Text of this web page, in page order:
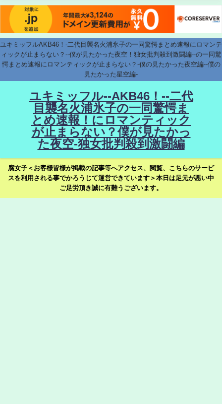
ユキミッフルAKB46！-二代目襲名火浦氷子の一同驚愕まとめ速報にロマンテ
ィックが止まらない？--僕が見たかった夜空！独女批判殺到激闘編--の一同驚
愕まとめ速報にロマンティックが止まらない？-僕の見たかった夜空編--僕の
見たかった星空編-
ユキミッフル--AKB46！--二代
目襲名火浦氷子の一同驚愕ま
とめ速報！にロマンティック
が止まらない？僕が見たかっ
た夜空-独女批判殺到激闘編
腐女子＜お客様皆様が掲載の記事等へアクセス、閲覧、こちらのサービ
スを利用される事でかろうじて運営できています＞本日は足元が悪い中
ご足労頂き誠に有難うございます。